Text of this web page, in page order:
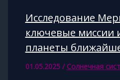
Исследование
ключевые миссии
планеты
01.05.2025 / Солнечная